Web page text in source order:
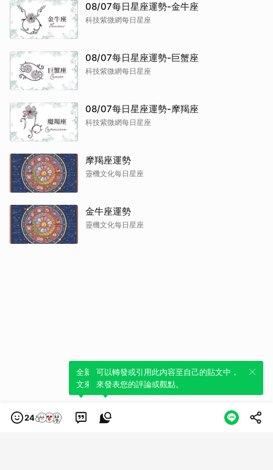
08/07每日星座運勢-金牛座
科技紫微網每日星座
08/07每日星座運勢-巨蟹座
科技紫微網每日星座
08/07每日星座運勢-摩羯座
科技紫微網每日星座
摩羯座運勢
靈機文化每日星座
金牛座運勢
靈機文化每日星座
24
全新體驗！一鍵引用此內容，透過發布貼
文來輕鬆表達個人立場。
可以轉發或引用此內容至自己的貼文中，
來發表您的評論或觀點。